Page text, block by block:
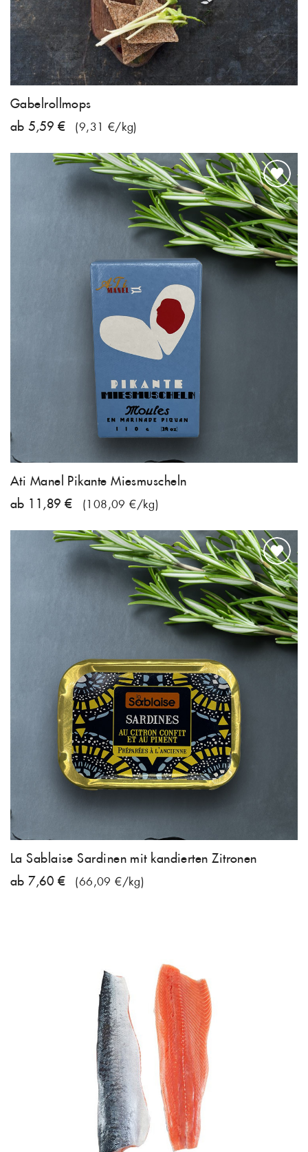
Gabelrollmops
ab 5,59 €
(9,31 €/kg)
Ati Manel Pikante Miesmuscheln
ab 11,89 €
(108,09 €/kg)
La Sablaise Sardinen mit kandierten Zitronen
ab 7,60 €
(66,09 €/kg)